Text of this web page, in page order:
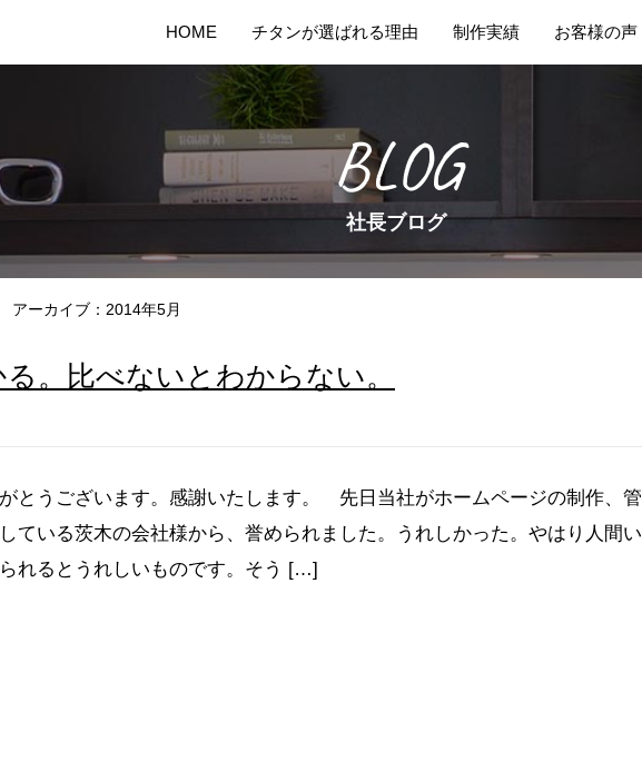
HOME チタンが選ばれる理由 制作実績 お客様の声
BLOG
社長ブログ
アーカイブ：2014年5月
。比べないとわからない。
とうございます。感謝いたします。 先日当社がホームページの制作、管
ている茨木の会社様から、誉められました。うれしかった。やはり人間い
れるとうれしいものです。そう […]